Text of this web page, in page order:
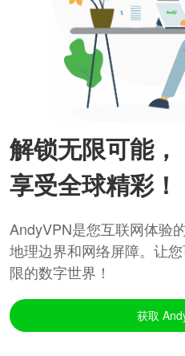
解锁无限可能，
享受全球精彩！
AndyVPN是您互联网体验
地理边界和网络屏障。让
限的数字世界！
获取